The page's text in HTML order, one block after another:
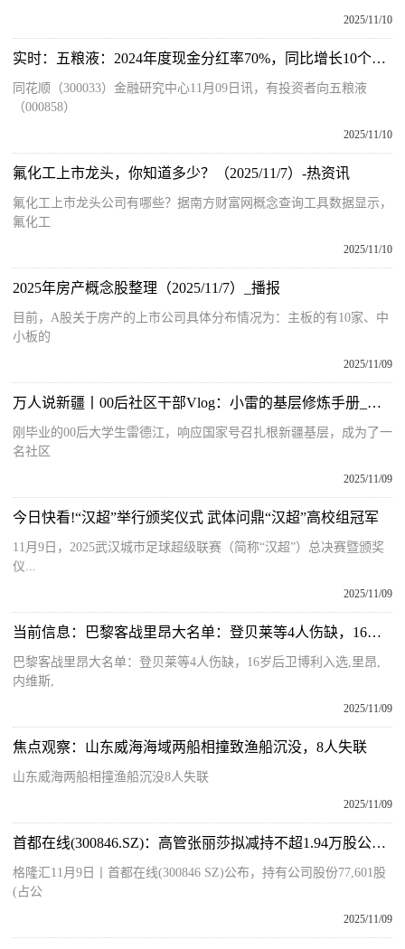
2025/11/10
实时：五粮液：2024年度现金分红率70%，同比增长10个百分点
同花顺（300033）金融研究中心11月09日讯，有投资者向五粮液
（000858）
2025/11/10
氟化工上市龙头，你知道多少？（2025/11/7）-热资讯
氟化工上市龙头公司有哪些？据南方财富网概念查询工具数据显示，
氟化工
2025/11/10
2025年房产概念股整理（2025/11/7）_播报
目前，A股关于房产的上市公司具体分布情况为：主板的有10家、中
小板的
2025/11/09
万人说新疆丨00后社区干部Vlog：小雷的基层修炼手册_每日观点
刚毕业的00后大学生雷德江，响应国家号召扎根新疆基层，成为了一
名社区
2025/11/09
今日快看!“汉超”举行颁奖仪式 武体问鼎“汉超”高校组冠军
11月9日，2025武汉城市足球超级联赛（简称“汉超”）总决赛暨颁奖
仪...
2025/11/09
当前信息：巴黎客战里昂大名单：登贝莱等4人伤缺，16岁后卫博利入选
巴黎客战里昂大名单：登贝莱等4人伤缺，16岁后卫博利入选,里昂,
内维斯,
2025/11/09
焦点观察：山东威海海域两船相撞致渔船沉没，8人失联
山东威海两船相撞渔船沉没8人失联
2025/11/09
首都在线(300846.SZ)：高管张丽莎拟减持不超1.94万股公司股份
格隆汇11月9日丨首都在线(300846 SZ)公布，持有公司股份77,601股
(占公
2025/11/09